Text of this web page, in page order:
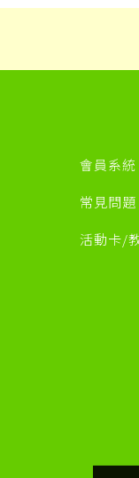
會員系統
常見問題
活動卡/